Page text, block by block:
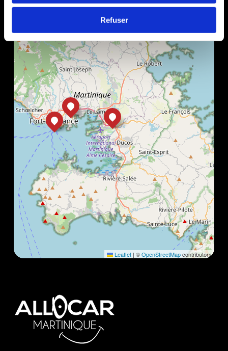
Refuser
−
Leaflet | ©OpenStreetMapcontributors